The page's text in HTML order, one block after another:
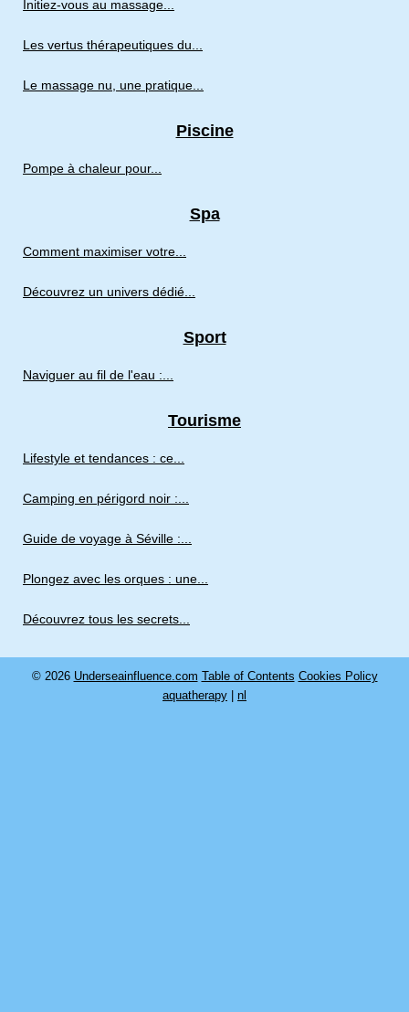
Initiez-vous au massage...
Les vertus thérapeutiques du...
Le massage nu, une pratique...
Piscine
Pompe à chaleur pour...
Spa
Comment maximiser votre...
Découvrez un univers dédié...
Sport
Naviguer au fil de l'eau :...
Tourisme
Lifestyle et tendances : ce...
Camping en périgord noir :...
Guide de voyage à Séville :...
Plongez avec les orques : une...
Découvrez tous les secrets...
© 2026 Underseainfluence.com Table of Contents Cookies Policy
aquatherapy
nl